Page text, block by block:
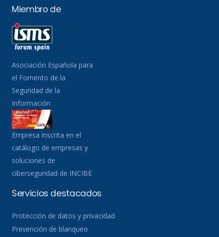
Miembro de
Asociación Española para
el Fomento de la
Seguridad de la
Información
Empresa inscrita en el
catálogo de empresas y
soluciones de
ciberseguridad de INCIBE
Servicios destacados
Protección de datos y privacidad
Prevención de blanqueo